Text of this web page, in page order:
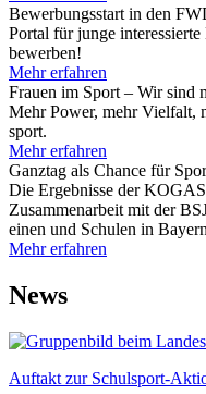
Bewer­bungs­start in den
Por­tal für junge
bewer­ben!
Mehr erfah­ren
Frauen im Sport – Wir sind
Mehr Power, mehr Viel­falt,
sport.
Mehr erfah­ren
Ganz­tag als Chance für
Die Ergeb­nisse der
Zusam­men­ar­beit mit der
ei­nen und Schu­len in
Mehr erfah­ren
News
Auf­takt zur Schul­s­port-